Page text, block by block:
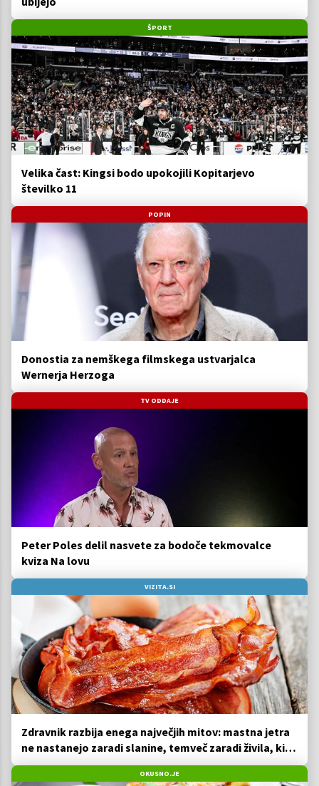
ŠPORT
Velika čast: Kingsi bodo upokojili Kopitarjevo
številko 11
POPIN
Donostia za nemškega filmskega ustvarjalca
Wernerja Herzoga
TV ODDAJE
Peter Poles delil nasvete za bodoče tekmovalce
kviza Na lovu
VIZITA.SI
Zdravnik razbija enega največjih mitov: mastna jetra
ne nastanejo zaradi slanine, temveč zaradi živila, ki
ga imamo vsi radi
OKUSNO.JE